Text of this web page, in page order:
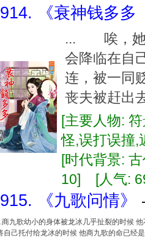
《衰神钱多多
... 唉，她
会降临在
连，被一
丧夫被赶出
[主要人物:
怪,误打误
[时代背景:
10] [人气:
《九歌问情》
商九歌幼小的身体被龙冰几乎扯裂的时候
自己托付给龙冰的时候 他商九歌的命已经